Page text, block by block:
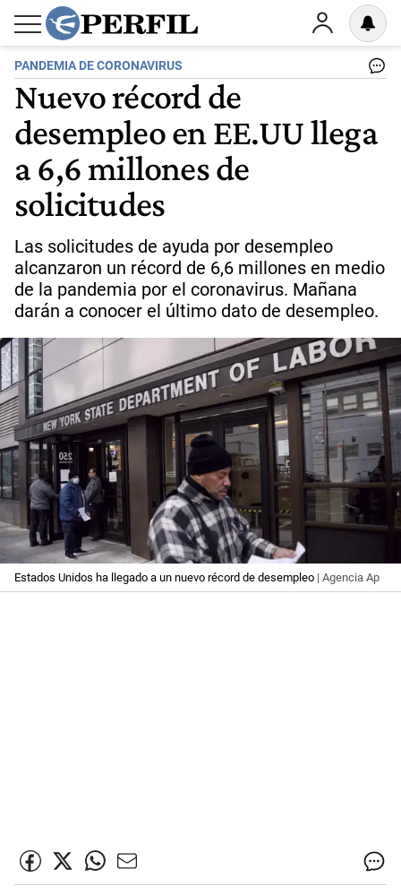
PANDEMIA DE CORONAVIRUS
Nuevo récord de
desempleo en EE.UU llega
a 6,6 millones de
solicitudes
Las solicitudes de ayuda por desempleo
alcanzaron un récord de 6,6 millones en medio
de la pandemia por el coronavirus. Mañana
darán a conocer el último dato de desempleo.
Estados Unidos ha llegado a un nuevo récord de desempleo | Agencia Ap